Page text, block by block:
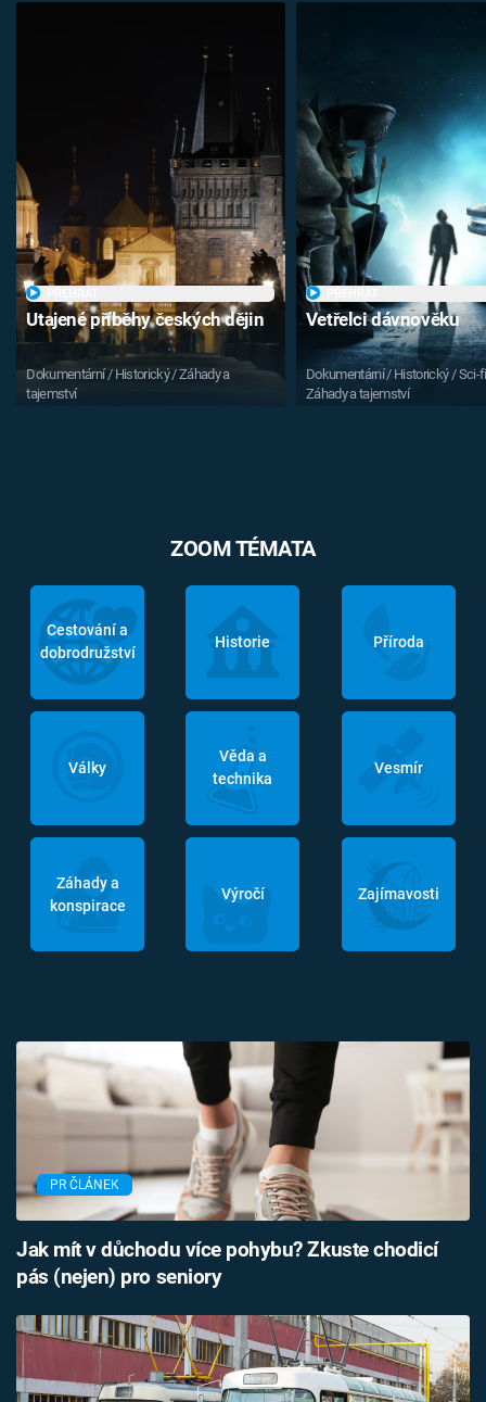
Utajené příběhy českých dějin
Dokumentární / Historický / Záhady a
tajemství
Vetřelci dávnověku
Dokumentární / Historický / Sci-
Záhady a tajemství
ZOOM TÉMATA
Cestování a
dobrodružství
Historie Příroda
Války
Věda a
technika
Vesmír
Záhady a
konspirace
Výročí Zajímavosti
PR ČLÁNEK
Jak mít v důchodu více pohybu? Zkuste chodicí
pás (nejen) pro seniory